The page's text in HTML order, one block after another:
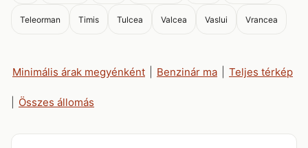
Teleorman Timis Tulcea Valcea Vaslui Vrancea
Minimális árak megyénként Benzinár ma Teljes térkép
Összes állomás